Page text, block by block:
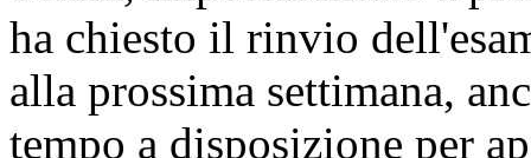
ha chiesto il rinvio
alla prossima settimana,
tempo a disposizione per